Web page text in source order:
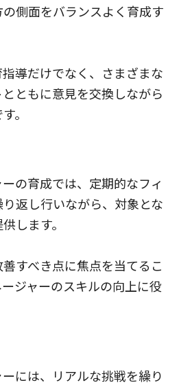
側面をバランスよく育成す
導だけでなく、さまざまな
ともに意見を交換しながら
。
の育成では、定期的なフィ
返し行いながら、対象とな
します。
すべき点に焦点を当てるこ
ジャーのスキルの向上に役
には、リアルな挑戦を繰り